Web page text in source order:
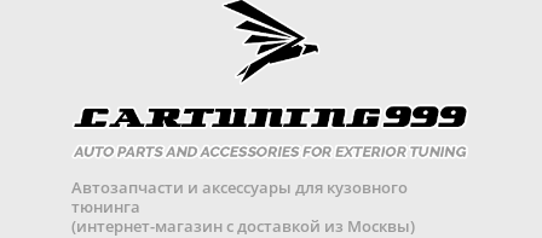
Автозапчасти и аксессуары для кузовного
тюнинга
(интернет-магазин с доставкой из Москвы)